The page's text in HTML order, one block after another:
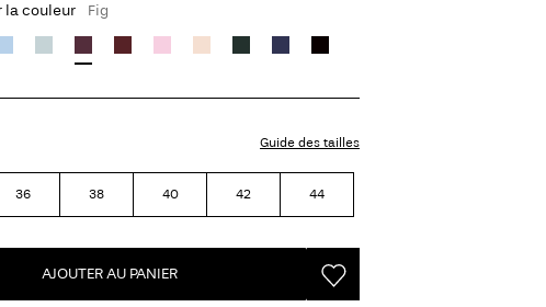
la couleur Fig
Guide des tailles
36 38 40 42 44
AJOUTER AU PANIER